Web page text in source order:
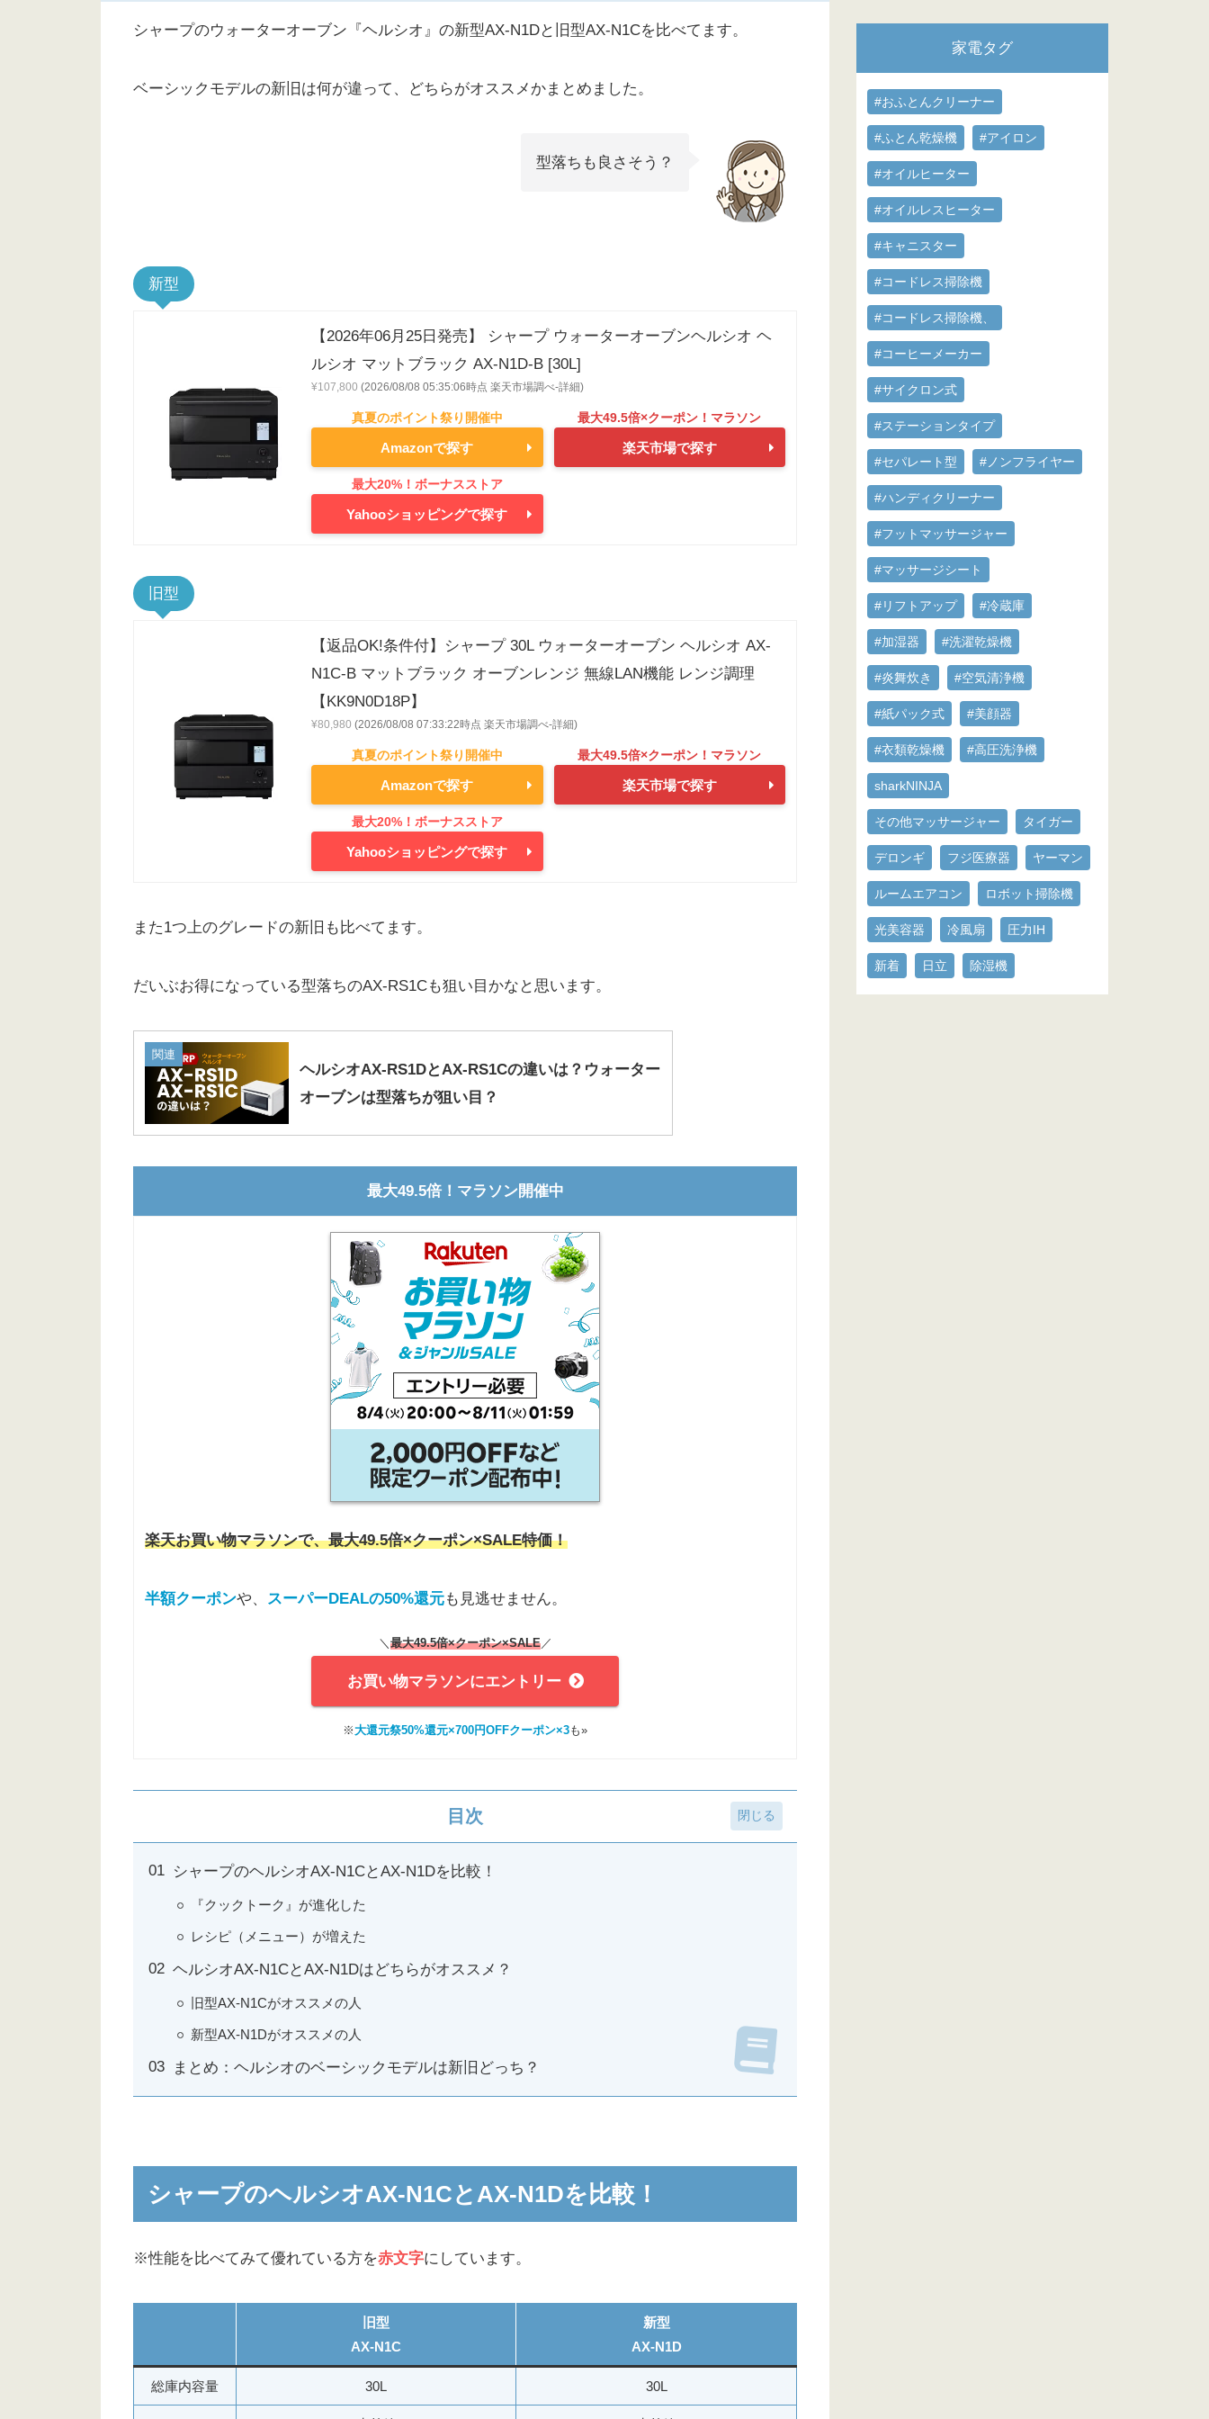
シャープのウォーターオーブン『ヘルシオ』の新型AX-N1Dと旧型AX-N1Cを比べてます。
ベーシックモデルの新旧は何が違って、どちらがオススメかまとめました。
型落ちも良さそう？
新型
【2026年06月25日発売】 シャープ ウォーターオーブンヘルシオ ヘ
ルシオ マットブラック AX-N1D-B [30L]
¥107,800 (2026/08/08 05:35:06時点 楽天市場調べ-詳細)
Amazonで探す 楽天市場で探す
Yahooショッピングで探す
旧型
【返品OK!条件付】シャープ 30L ウォーターオーブン ヘルシオ AX-
N1C-B マットブラック オーブンレンジ 無線LAN機能 レンジ調理
【KK9N0D18P】
¥80,980 (2026/08/08 07:33:22時点 楽天市場調べ-詳細)
Amazonで探す 楽天市場で探す
Yahooショッピングで探す
また1つ上のグレードの新旧も比べてます。
だいぶお得になっている型落ちのAX-RS1Cも狙い目かなと思います。
関連
ヘルシオAX-RS1DとAX-RS1Cの違いは？ウォーター
オーブンは型落ちが狙い目？
最大49.5倍！マラソン開催中
楽天お買い物マラソンで、最大49.5倍×クーポン×SALE特価！
半額クーポンや、 スーパーDEALの50%還元も見逃せません。
＼ 最大49.5倍×クーポン×SALE／
お買い物マラソンにエントリー
※大還元祭50%還元×700円OFFクーポン×3も»
目次
シャープのヘルシオAX-N1CとAX-N1Dを比較！
『クックトーク』が進化した
レシピ（メニュー）が増えた
ヘルシオAX-N1CとAX-N1Dはどちらがオススメ？
旧型AX-N1Cがオススメの人
新型AX-N1Dがオススメの人
まとめ：ヘルシオのベーシックモデルは新旧どっち？
シャープのヘルシオAX-N1CとAX-N1Dを比較！
※性能を比べてみて優れている方を赤文字にしています。
旧型
AX-N1C
新型
AX-N1D
総庫内容量 30L 30L
家電タグ
#おふとんクリーナー
#ふとん乾燥機 #アイロン
#オイルヒーター
#オイルレスヒーター
#キャニスター
#コードレス掃除機
#コードレス掃除機、
#コーヒーメーカー
#サイクロン式
#ステーションタイプ
#セパレート型 #ノンフライヤー
#ハンディクリーナー
#フットマッサージャー
#マッサージシート
#リフトアップ #冷蔵庫
#加湿器 #洗濯乾燥機
#炎舞炊き #空気清浄機
#紙パック式 #美顔器
#衣類乾燥機 #高圧洗浄機
sharkNINJA
その他マッサージャー タイガー
デロンギ フジ医療器 ヤーマン
ルームエアコン ロボット掃除機
光美容器 冷風扇 圧力IH
新着 日立 除湿機